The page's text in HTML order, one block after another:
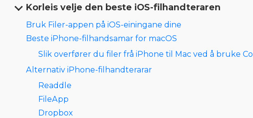
Korleis velje den beste iOS-filhandteraren
Bruk Filer-appen på iOS-einingane dine
Beste iPhone-filhandsamar for macOS
Slik overfører du filer frå iPhone til Mac ved å bruke
Alternativ iPhone-filhandterarar
Readdle
FileApp
Dropbox